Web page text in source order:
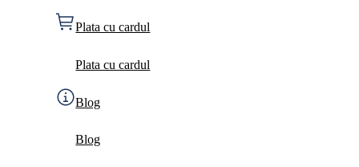
Plata cu cardul
Plata cu cardul
Blog
Blog